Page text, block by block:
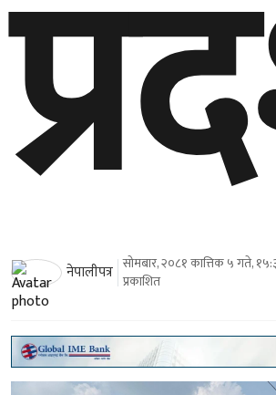
नेपालीपत्र सोमबार, २०८१ कात्तिक ५ गते,
प्रकाशित